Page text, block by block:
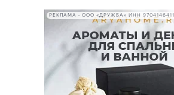
РЕКЛАМА • ООО «ДРУЖБА» ИНН 9704146411